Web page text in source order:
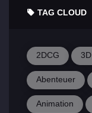
TAG CLOUD
2DCG 3D
Abenteuer
Animation